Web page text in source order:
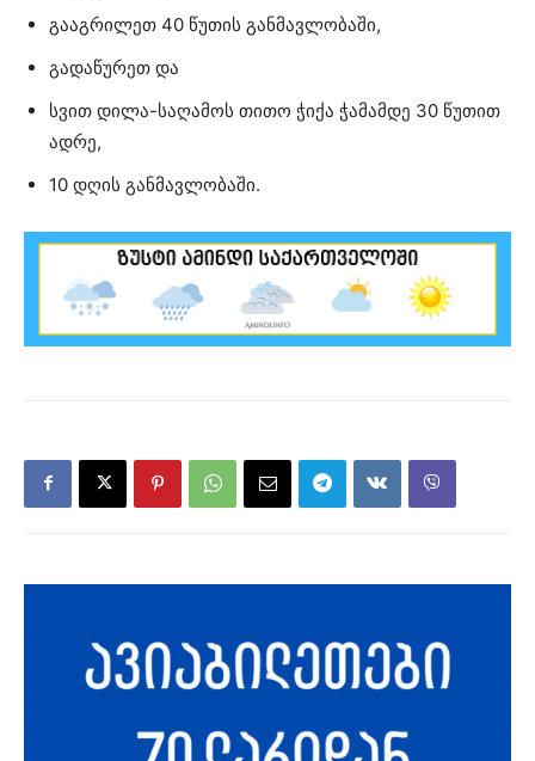
გააგრილეთ 40 წუთის განმავლობაში,
გადაწურეთ და
სვით დილა-საღამოს თითო ჭიქა ჭამამდე 30 წუთით
ადრე,
10 დღის განმავლობაში.